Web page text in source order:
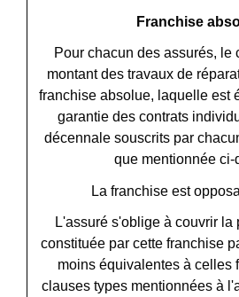
Franchise
Pour chacun des assurés, le
montant des travaux de
franchise absolue, laquelle est
garantie des contrats
décennale souscrits par
que mentionnée ci-
La franchise est
L'assuré s'oblige à couvrir la
constituée par cette franchise
moins équivalentes à celles
clauses types mentionnées à